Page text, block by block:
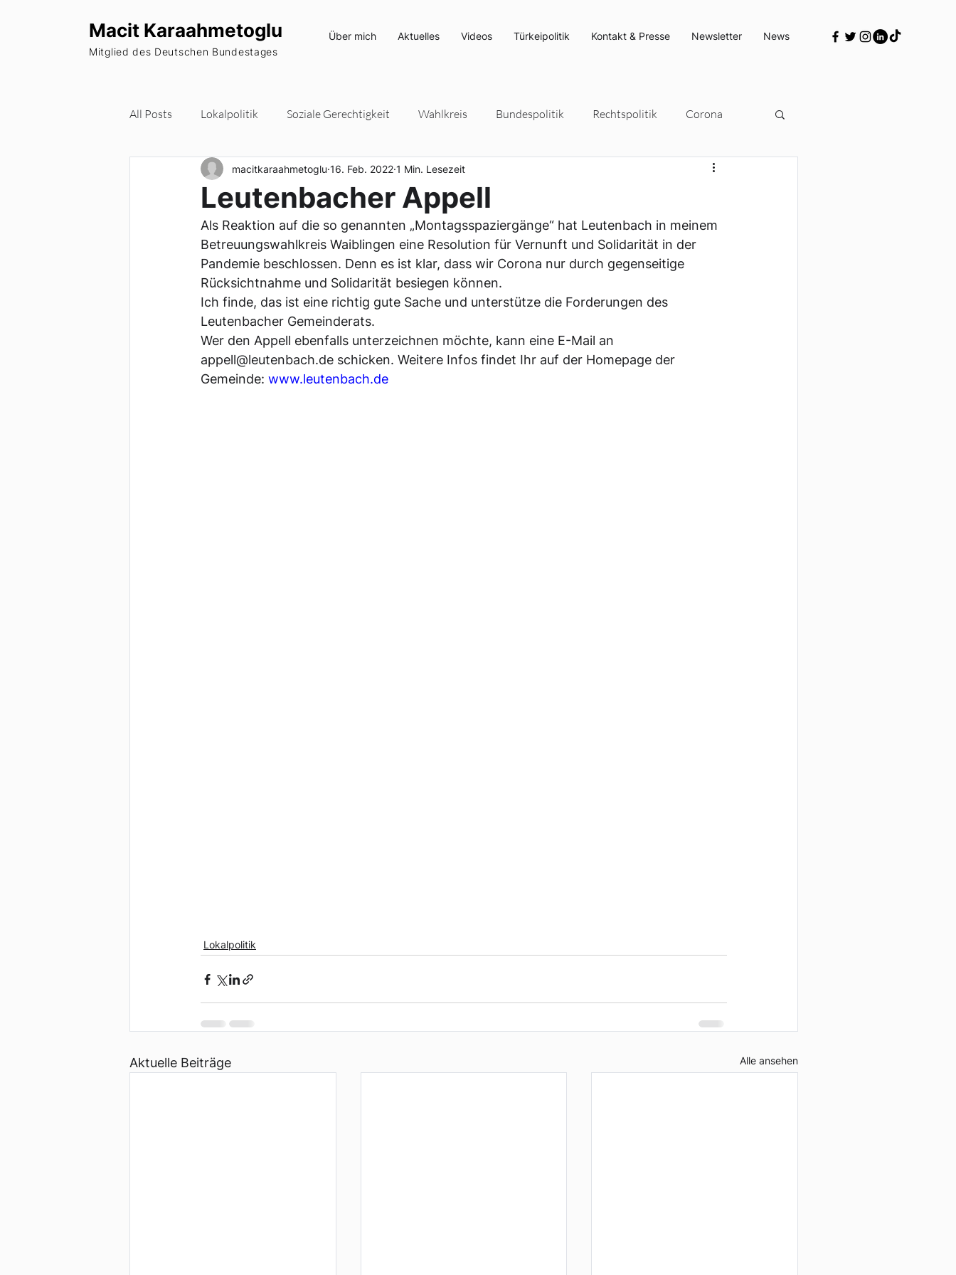
Macit Karaahmetoglu
Mitglied des Deutschen Bundestages
Über mich Aktuelles Videos Türkeipolitik Kontakt & Presse Newsletter News
All Posts Lokalpolitik Soziale Gerechtigkeit Wahlkreis Bundespolitik Rechtspolitik Corona
Wohnraum Europa Parteipolitik Umwelt- und Klimaschutz
Newsletter
Leutenbacher Appell
macitkaraahmetoglu 16. Feb. 2022 1 Min. Lesezeit
Als Reaktion auf die so genannten „Montagsspaziergänge“ hat Leutenbach in meinem
Betreuungswahlkreis Waiblingen eine Resolution für Vernunft und Solidarität in der
Pandemie beschlossen. Denn es ist klar, dass wir Corona nur durch gegenseitige
Rücksichtnahme und Solidarität besiegen können.
Ich finde, das ist eine richtig gute Sache und unterstütze die Forderungen des
Leutenbacher Gemeinderats.
Wer den Appell ebenfalls unterzeichnen möchte, kann eine E-Mail an
appell@leutenbach.de schicken. Weitere Infos findet Ihr auf der Homepage der
Gemeinde: www.leutenbach.de
Lokalpolitik
Aktuelle Beiträge Alle ansehen